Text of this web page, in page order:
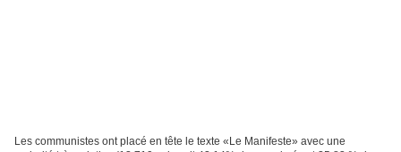
Les communistes ont placé en tête le texte «Le Manifeste» avec une